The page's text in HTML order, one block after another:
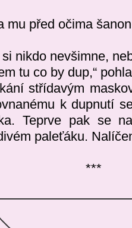
mu před očima
nikdo nevšimne,
tu co by dup,“
střídavým
k dupnutí
Teprve pak se
paleťáku.
***